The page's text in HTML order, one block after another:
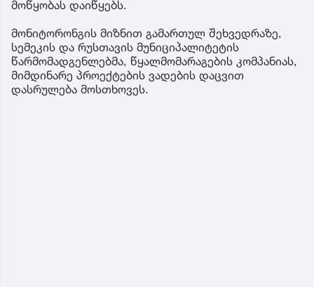
მოწყობას დაიწყებს.
მონიტორონგის მიზნით გამართულ შეხვედრაზე,
სემეკის და რუსთავის მუნიციპალიტეტის
წარმომადგენლებმა, წყალმომარაგების კომპანიას,
მიმდინარე პროექტების ვადების დაცვით
დასრულება მოსთხოვეს.